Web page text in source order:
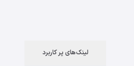
لینک‌های پر کاربرد